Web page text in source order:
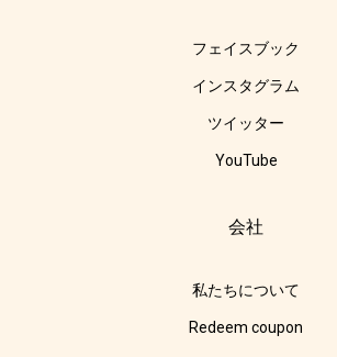
フェイスブック
インスタグラム
ツイッター
YouTube
会社
私たちについて
Redeem coupon